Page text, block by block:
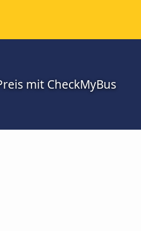
mit CheckMyBus